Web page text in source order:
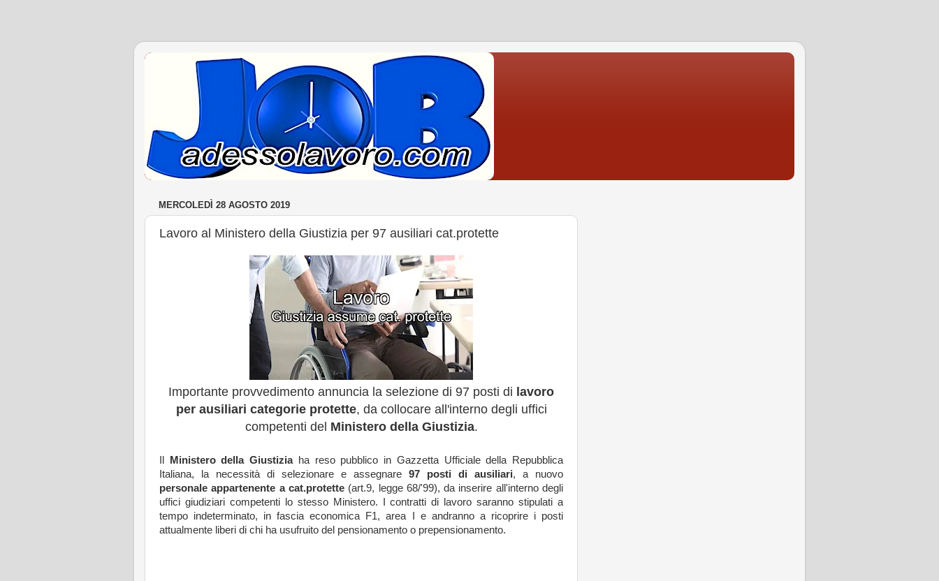
MERCOLEDÌ 28 AGOSTO 2019
Lavoro al Ministero della Giustizia per 97 ausiliari cat.protette
Importante provvedimento annuncia la selezione di 97 posti di lavoro
per ausiliari categorie protette, da collocare all'interno degli uffici
competenti del Ministero della Giustizia.
Ministero della Giustiziaha reso pubblico in Gazzetta Ufficiale della Repubblica
Italiana, la necessità di selezionare e assegnare 97 posti di ausiliari, a nuovo
personale appartenente a cat.protette(art.9, legge 68/'99), da inserire all'interno degli
uffici giudiziari competenti lo stesso Ministero. I contratti di lavoro saranno stipulati a
tempo indeterminato, in fascia economica F1, area I e andranno a ricoprire i posti
attualmente liberi di chi ha usufruito del pensionamento o prepensionamento.